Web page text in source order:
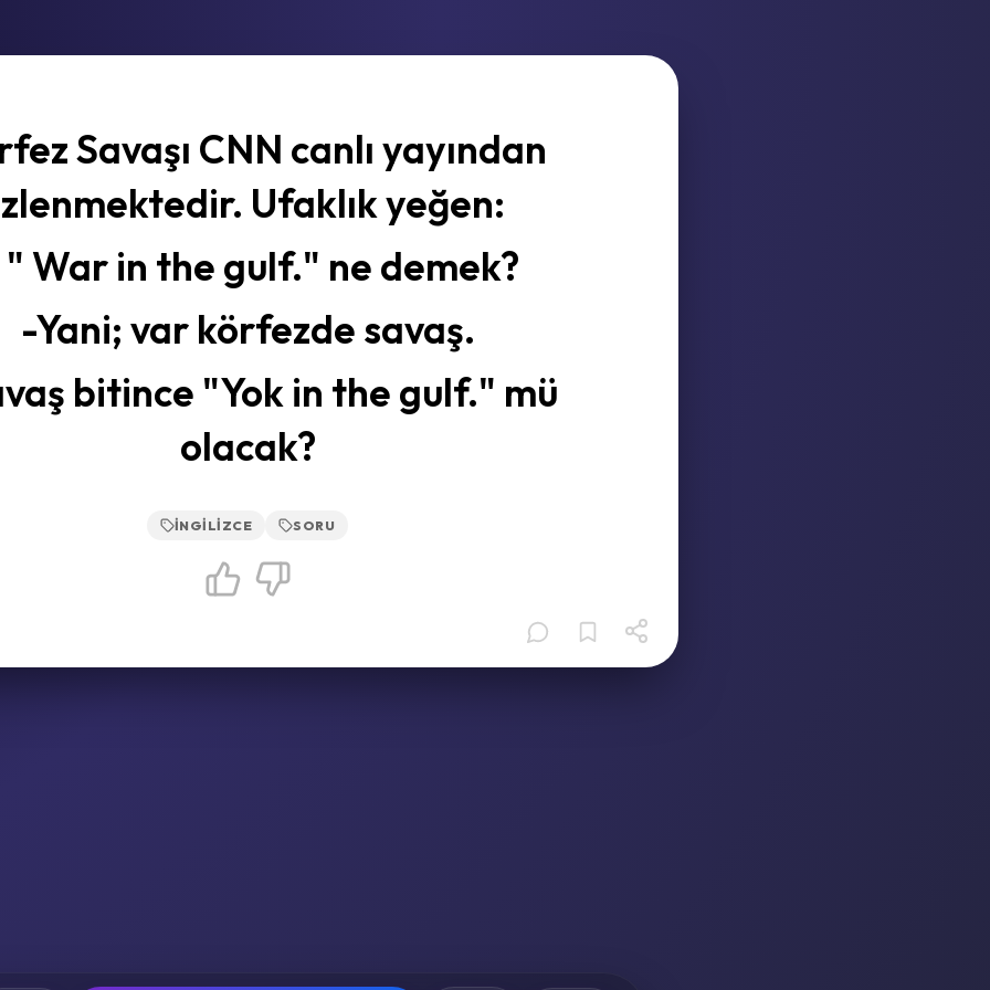
Savaşı CNN canlı yayından
Ufaklık yeğen:
" War in the gulf." ne demek?
-Yani; var körfezde savaş.
bitince "Yok in the gulf." mü
olacak?
İNGILIZCE SORU